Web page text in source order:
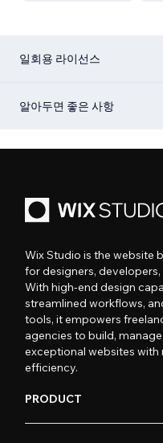
일회용 라이선스
알아두면 좋은 사항
Wix Studio is the website
for designers, developers,
With high-end design
streamlined workflows,
tools, it empowers
agencies to build,
exceptional websites with
efficiency.
PRODUCT